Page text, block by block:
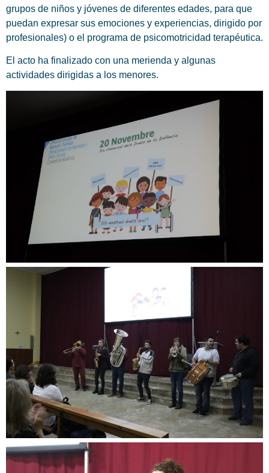
grupos de niños y jóvenes de diferentes edades, para que
puedan expresar sus emociones y experiencias, dirigido por
profesionales) o el programa de psicomotricidad terapéutica.
El acto ha finalizado con una merienda y algunas
actividades dirigidas a los menores.